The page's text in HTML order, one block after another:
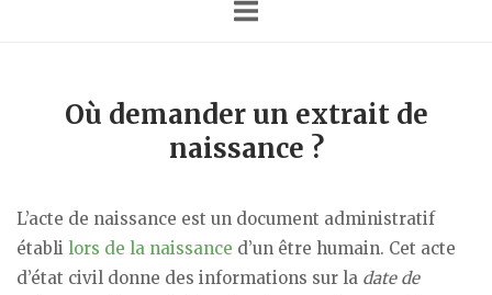
Où demander un extrait de
naissance ?
L’acte de naissance est un document administratif
établi lors de la naissance d’un être humain. Cet acte
d’état civil donne des informations sur la date de